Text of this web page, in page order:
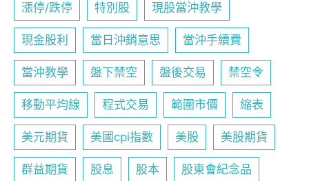
漲停/跌停 特別股 現股當沖教學
現金股利 當日沖銷意思 當沖手續費
當沖教學 盤下禁空 盤後交易 禁空令
移動平均線 程式交易 範圍市價 縮表
美元期貨 美國cpi指數 美股 美股期貨
群益期貨 股息 股本 股東會紀念品